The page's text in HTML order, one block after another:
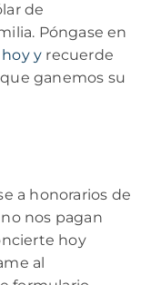
de
Póngase en
y recuerde
ganemos su
a honorarios de
nos pagan
hoy
al